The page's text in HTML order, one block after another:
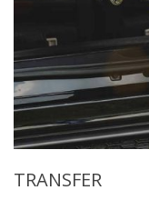
TRANSFER